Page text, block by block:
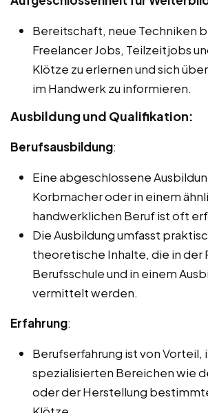
Bereitschaft, neue Techniken
Freelancer Jobs, Teilzeitjobs
Klötze zu erlernen und sich
im Handwerk zu informieren.
Ausbildung und Qualifikation:
Berufsausbildung:
Eine abgeschlossene
Korbmacher oder in einem
handwerklichen Beruf ist oft
Die Ausbildung umfasst
theoretische Inhalte, die in der
Berufsschule und in einem
vermittelt werden.
Erfahrung:
Berufserfahrung ist von Vorteil,
spezialisierten Bereichen wie
oder der Herstellung